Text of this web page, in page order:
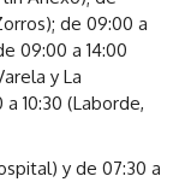
de 09:00 a
09:00 a 14:00
y La
10:30 (Laborde,
y de 07:30 a